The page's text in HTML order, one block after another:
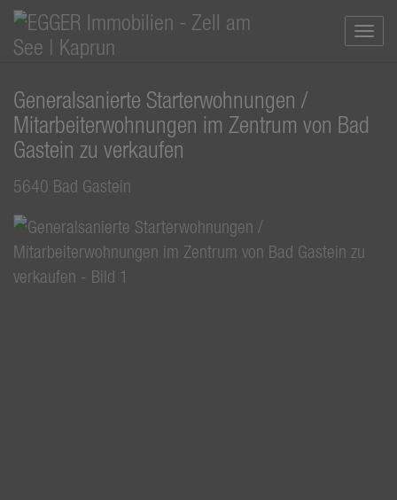
Generalsanierte Starterwohnungen /
Mitarbeiterwohnungen im Zentrum von Bad
Gastein zu verkaufen
5640 Bad Gastein